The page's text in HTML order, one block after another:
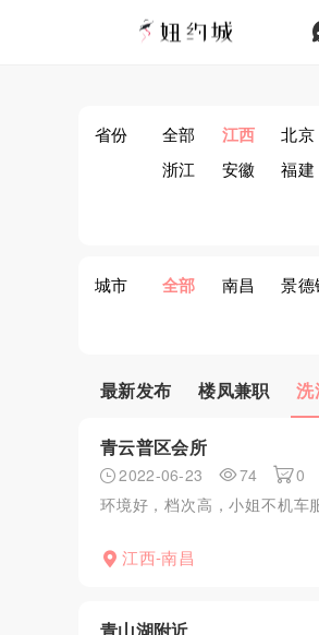
省份 全部 江西 北京
浙江
安徽 福建
城市 全部 南昌 景德
最新发布 楼凤兼职 洗
青云普区会所
2022-06-23 74 0
环境好，档次高，小姐不机车
江西-南昌